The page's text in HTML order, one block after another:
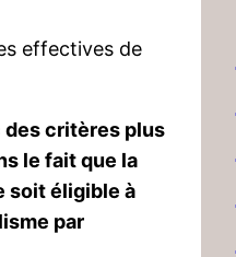
effectives de
des critères plus
le fait que la
soit éligible à
par